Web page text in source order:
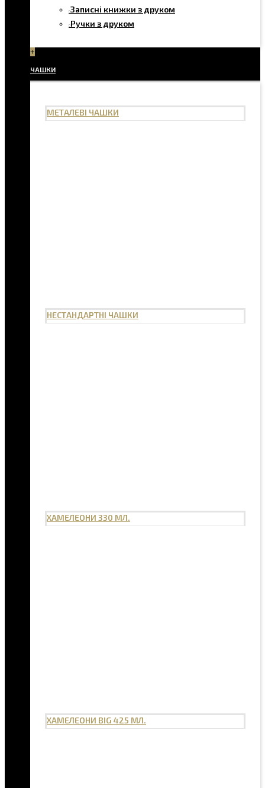
Записні книжки з друком
Ручки з друком
+
ЧАШКИ
МЕТАЛЕВІ ЧАШКИ
НЕСТАНДАРТНІ ЧАШКИ
ХАМЕЛЕОНИ 330 МЛ.
ХАМЕЛЕОНИ BIG 425 МЛ.